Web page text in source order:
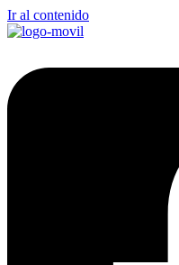
Ir al contenido